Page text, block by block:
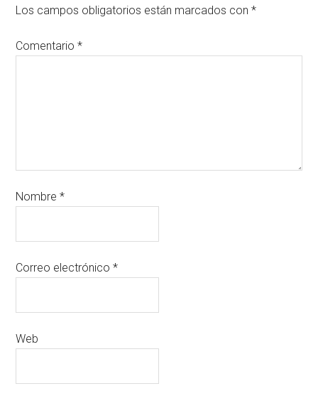
Los campos obligatorios están marcados con*
Comentario*
Nombre*
Correo electrónico*
Web